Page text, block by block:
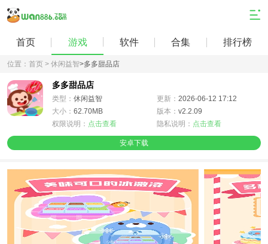
首页 游戏 软件 合集 排行榜
位置： 首页 > 休闲益智>多多甜品店
多多甜品店
类型： 休闲益智 更新： 2026-06-12 17:12
大小： 62.70MB 版本： v2.2.09
权限说明： 点击查看 隐私说明： 点击查看
安卓下载